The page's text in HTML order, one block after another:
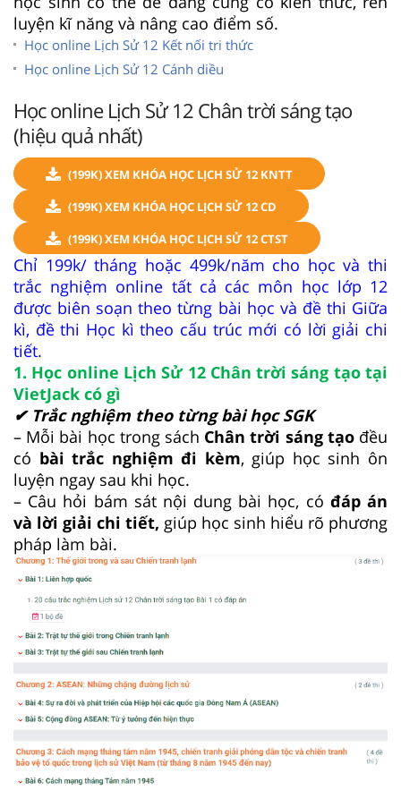
luyện kĩ năng và nâng cao điểm số.
Học online Lịch Sử 12 Kết nối tri thức
Học online Lịch Sử 12 Cánh diều
Học online Lịch Sử 12 Chân trời sáng tạo
(hiệu quả nhất)
(199K) XEM KHÓA HỌC LỊCH SỬ 12 KNTT
(199K) XEM KHÓA HỌC LỊCH SỬ 12 CD
(199K) XEM KHÓA HỌC LỊCH SỬ 12 CTST
Chỉ 199k/ tháng hoặc 499k/năm cho học và thi
trắc nghiệm online tất cả các môn học lớp 12
được biên soạn theo từng bài học và đề thi Giữa
kì, đề thi Học kì theo cấu trúc mới có lời giải chi
tiết.
1. Học online Lịch Sử 12 Chân trời sáng tạo tại
VietJack có gì
✔ Trắc nghiệm theo từng bài học SGK
– Mỗi bài học trong sách Chân trời sáng tạođều
có bài trắc nghiệm đi kèm, giúp học sinh ôn
luyện ngay sau khi học.
– Câu hỏi bám sát nội dung bài học, có đáp án
và lời giải chi tiết, giúp học sinh hiểu rõ phương
pháp làm bài.